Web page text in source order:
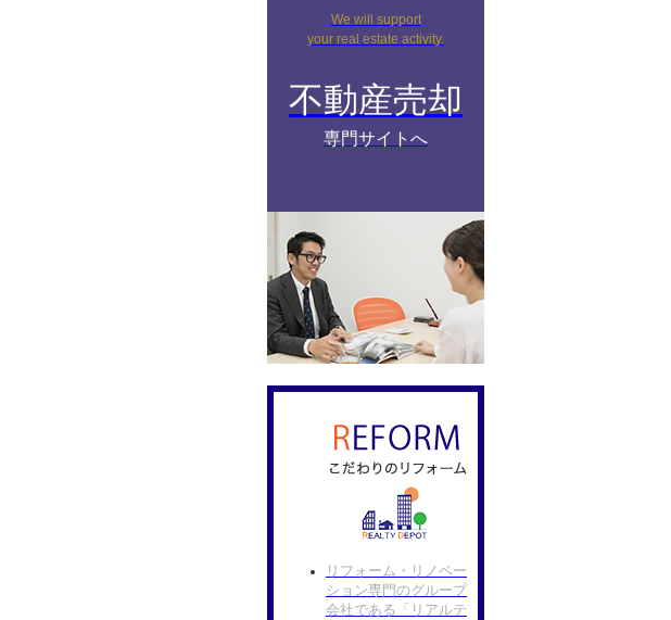
We will support
your real estate activity.
不動産売却
専門サイトへ
リフォーム・リノベー
ション専門のグループ
会社である「リアルテ